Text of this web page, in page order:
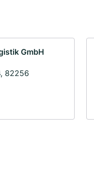
GmbH
82256